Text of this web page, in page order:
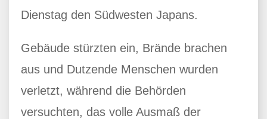
Dienstag den Südwesten Japans.
Gebäude stürzten ein, Brände brachen
aus und Dutzende Menschen wurden
verletzt, während die Behörden
versuchten, das volle Ausmaß der